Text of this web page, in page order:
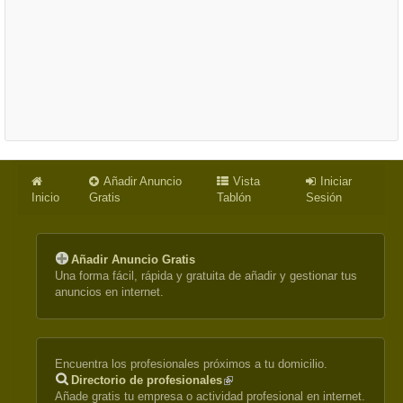
Inicio
Añadir Anuncio
Gratis
Vista
Tablón
Iniciar
Sesión
Añadir Anuncio Gratis
Una forma fácil, rápida y gratuita de añadir y gestionar tus
anuncios en internet.
Encuentra los profesionales próximos a tu domicilio.
Directorio de profesionales(link
is
Añade gratis tu empresa o actividad profesional en internet.